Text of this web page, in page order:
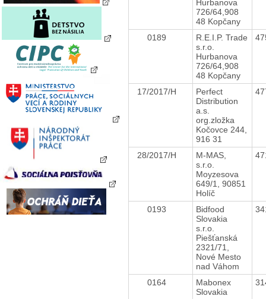
Hurbanova
726/64,908
48 Kopčany
0189
R.E.I.P. Trade
s.r.o.
Hurbanova
726/64,908
48 Kopčany
17/2017/H
Perfect
Distribution
a.s.
org.zložka
Kočovce 244,
916 31
28/2017/H
M-MAS,
s.r.o.
Moyzesova
649/1, 90851
Holíč
0193
Bidfood
Slovakia
s.r.o.
Piešťanská
2321/71,
Nové Mesto
nad Váhom
0164
Mabonex
Slovakia